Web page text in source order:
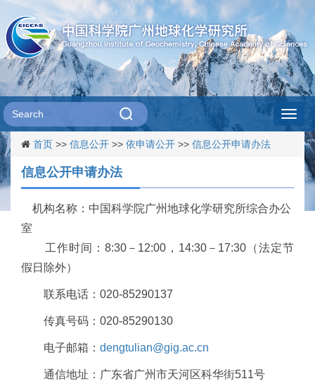
首页 >> 信息公开 >> 依申请公开 >> 信息公开申请办法
信息公开申请办法
机构名称：中国科学院广州地球化学研究所综合办公
室
工作时间： 8:30 － 12:00 ， 14:30 － 17:30 （法定节
假日除外）
联系电话： 020-85290137
传真号码： 020-85290130
电子邮箱： dengtulian@gig.ac.cn
通信地址：广东省广州市天河区科华街511号